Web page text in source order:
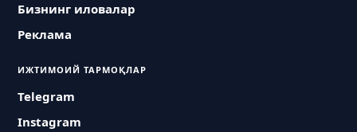
Бизнинг иловалар
Реклама
ИЖТИМОИЙ ТАРМОҚЛАР
Telegram
Instagram